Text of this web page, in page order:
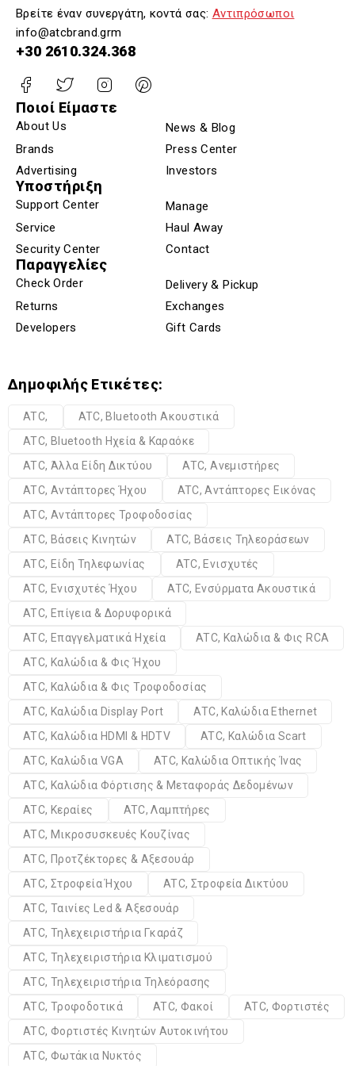
Βρείτε έναν συνεργάτη, κοντά σας: Αντιπρόσωποι
info@atcbrand.grm
+30 2610.324.368
Ποιοί Είμαστε
About Us
News & Blog
Brands
Press Center
Advertising
Investors
Υποστήριξη
Support Center
Manage
Service
Haul Away
Security Center
Contact
Παραγγελίες
Check Order
Delivery & Pickup
Returns
Exchanges
Developers
Gift Cards
Δημοφιλής Ετικέτες:
ATC,
ATC, Bluetooth Ακουστικά
ATC, Bluetooth Ηχεία & Καραόκε
ATC, Άλλα Είδη Δικτύου
ATC, Ανεμιστήρες
ATC, Αντάπτορες Ήχου
ATC, Αντάπτορες Εικόνας
ATC, Αντάπτορες Τροφοδοσίας
ATC, Βάσεις Κινητών
ATC, Βάσεις Τηλεοράσεων
ATC, Είδη Τηλεφωνίας
ATC, Ενισχυτές
ATC, Ενισχυτές Ήχου
ATC, Ενσύρματα Ακουστικά
ATC, Επίγεια & Δορυφορικά
ATC, Επαγγελματικά Ηχεία
ATC, Καλώδια & Φις RCA
ATC, Καλώδια & Φις Ήχου
ATC, Καλώδια & Φις Τροφοδοσίας
ATC, Καλώδια Display Port
ATC, Καλώδια Ethernet
ATC, Καλώδια HDMI & HDTV
ATC, Καλώδια Scart
ATC, Καλώδια VGA
ATC, Καλώδια Οπτικής Ίνας
ATC, Καλώδια Φόρτισης & Μεταφοράς Δεδομένων
ATC, Κεραίες
ATC, Λαμπτήρες
ATC, Μικροσυσκευές Κουζίνας
ATC, Προτζέκτορες & Αξεσουάρ
ATC, Στροφεία Ήχου
ATC, Στροφεία Δικτύου
ATC, Ταινίες Led & Αξεσουάρ
ATC, Τηλεχειριστήρια Γκαράζ
ATC, Τηλεχειριστήρια Κλιματισμού
ATC, Τηλεχειριστήρια Τηλεόρασης
ATC, Τροφοδοτικά
ATC, Φακοί
ATC, Φορτιστές
ATC, Φορτιστές Κινητών Αυτοκινήτου
ATC, Φωτάκια Νυκτός